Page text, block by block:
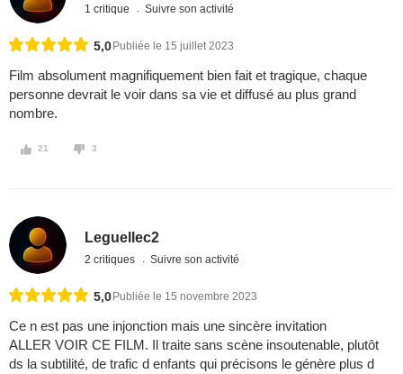
1 critique Suivre son activité
5,0 Publiée le 15 juillet 2023
Film absolument magnifiquement bien fait et tragique, chaque
personne devrait le voir dans sa vie et diffusé au plus grand
nombre.
21 3
Leguellec2
2 critiques Suivre son activité
5,0 Publiée le 15 novembre 2023
Ce n est pas une injonction mais une sincère invitation
ALLER VOIR CE FILM. Il traite sans scène insoutenable, plutôt
ds la subtilité, de trafic d enfants qui précisons le génère plus d